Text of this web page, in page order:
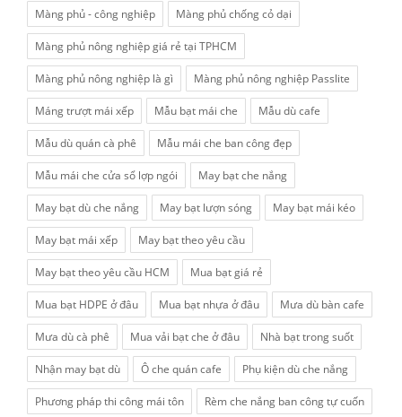
Màng phủ - công nghiệp Màng phủ chống cỏ dại
Màng phủ nông nghiệp giá rẻ tại TPHCM
Màng phủ nông nghiệp là gì Màng phủ nông nghiệp Passlite
Máng trượt mái xếp Mẫu bạt mái che Mẫu dù cafe
Mẫu dù quán cà phê Mẫu mái che ban công đẹp
Mẫu mái che cửa sổ lợp ngói May bạt che nắng
May bạt dù che nắng May bạt lượn sóng May bạt mái kéo
May bạt mái xếp May bạt theo yêu cầu
May bạt theo yêu cầu HCM Mua bạt giá rẻ
Mua bạt HDPE ở đâu Mua bạt nhựa ở đâu Mưa dù bàn cafe
Mưa dù cà phê Mua vải bạt che ở đâu Nhà bạt trong suốt
Nhận may bạt dù Ô che quán cafe Phụ kiện dù che nắng
Phương pháp thi công mái tôn Rèm che nắng ban công tự cuốn